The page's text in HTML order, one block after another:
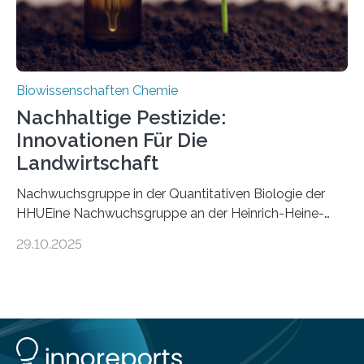
Biowissenschaften Chemie
Nachhaltige Pestizide:
Innovationen Für Die
Landwirtschaft
Nachwuchsgruppe in der Quantitativen Biologie der
HHUEine Nachwuchsgruppe an der Heinrich-Heine-
fünf Jahren erforschen, wie Bakterien auf
Insektenblume. Das Bundesministerium für Forschung,
Technologie und Raumfahrt (BMFTR) fördert das
29.10.2025